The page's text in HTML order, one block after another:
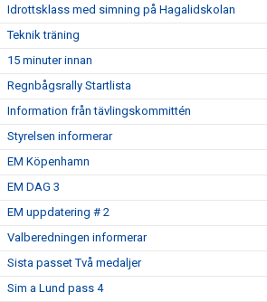
Idrottsklass med simning på Hagalidskolan
Teknik träning
15 minuter innan
Regnbågsrally Startlista
Information från tävlingskommittén
Styrelsen informerar
EM Köpenhamn
EM DAG 3
EM uppdatering # 2
Valberedningen informerar
Sista passet Två medaljer
Sim a Lund pass 4